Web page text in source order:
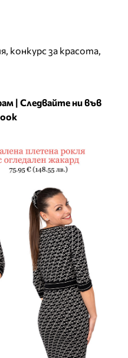
, конкурс за красота,
| Следвайте ни във